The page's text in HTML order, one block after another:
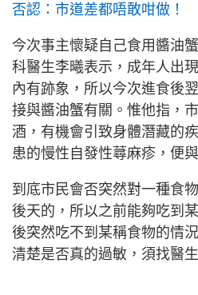
否認：市道差都唔敢咁做！
今次事主懷疑自己食用醬油
科醫生李曦表示，成年人出
內有跡象，所以今次進食後
接與醬油蟹有關。惟他指，
酒，有機會引致身體潛藏的
患的慢性自發性蕁麻疹，便
到底市民會否突然對一種食
後天的，所以之前能夠吃到
後突然吃不到某稱食物的情
清楚是否真的過敏，須找醫